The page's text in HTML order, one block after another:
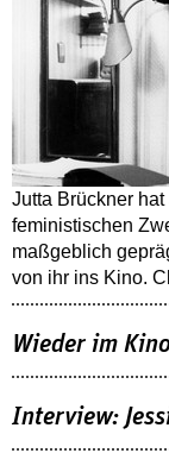
Jutta Brückner
feministischen
maßgeblich
von ihr ins Kino.
Wieder im
Interview: